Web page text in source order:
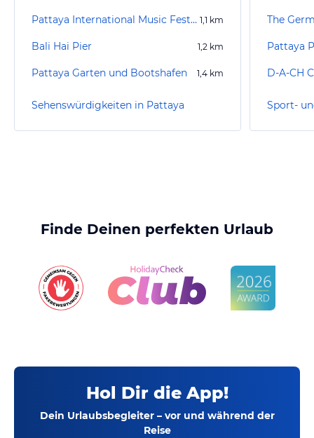
Pattaya International Music Festival 1,1 km
Bali Hai Pier 1,2 km
Pattaya Garten und Bootshafen 1,4 km
Sehenswürdigkeiten in Pattaya
The
Pattaya
D-A-CH
Sport-
Finde Deinen perfekten Urlaub
Hol Dir die App!
Dein Urlaubsbegleiter – vor und während der
Reise